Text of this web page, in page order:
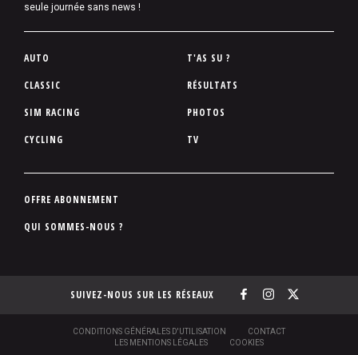
seule journée sans news !
P
d
d
p
e
AUTO
CLASSIC
SIM RACING
CYCLING
T'AS SU ?
RÉSULTATS
PHOTOS
TV
P
d
p
OFFRE ABONNEMENT
QUI SOMMES-NOUS ?
SUIVEZ-NOUS SUR LES RÉSEAUX
CONDITIONS GÉNÉRALES D'UTILISATION
CONTACT
LES MENTIONS LÉGALES
COOKIES